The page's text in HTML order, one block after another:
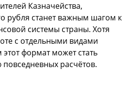
Казначейства,
рубля станет важным шагом к
системы страны. Хотя
с отдельными видами
формат может стать
расчётов.